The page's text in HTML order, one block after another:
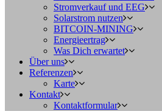
Stromverkauf und EEG
Solarstrom nutzen
BITCOIN-MINING
Energieertrag
Was Dich erwartet
Über uns
Referenzen
Karte
Kontakt
Kontaktformular